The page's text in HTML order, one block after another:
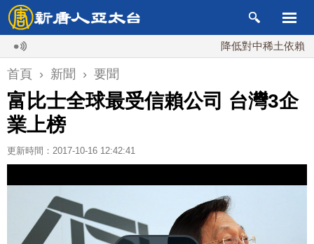
降低對中稀土依賴 川普
首頁 › 新聞 › 要聞
富比士全球最受信賴公司 台灣3企
業上榜
更新時間：2017-10-16 12:42:41